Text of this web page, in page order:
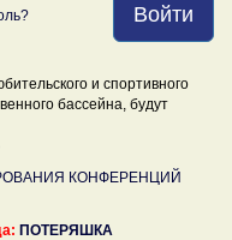
Войти
и спортивного
бассейна, будут
КОНФЕРЕНЦИЙ
ПОТЕРЯШКА